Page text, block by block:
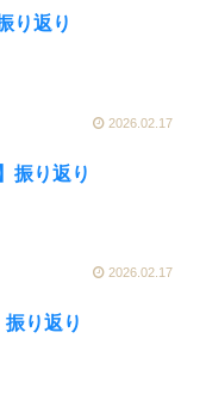
り返り
2026.02.17
振り返り
2026.02.17
振り返り